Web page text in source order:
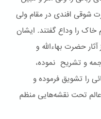
شوقی افندی در مقام ولی
عالم خاک را وداع گفتند. ایشان
حضرت بهاءالله و
و تشریح نموده،
را تشویق فرموده و
عالم تحت نقشه‌هایی منظم